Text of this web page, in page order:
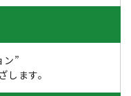
ン”
ます。